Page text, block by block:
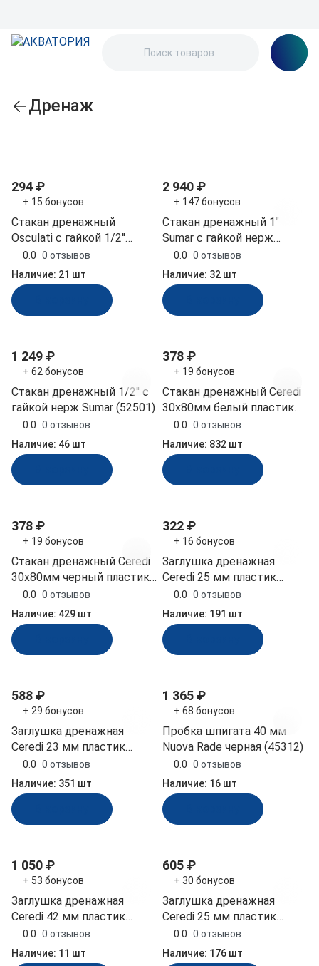
Дренаж
294 ₽
+ 15 бонусов
Стакан дренажный
Osculati с гайкой 1/2''
пластик (17.322.01)
0.0 0 отзывов
Наличие: 21 шт
2 940 ₽
+ 147 бонусов
Стакан дренажный 1"
Sumar с гайкой нерж
(52503)
0.0 0 отзывов
Наличие: 32 шт
1 249 ₽
+ 62 бонусов
Стакан дренажный 1/2'' с
гайкой нерж Sumar (52501)
0.0 0 отзывов
Наличие: 46 шт
378 ₽
+ 19 бонусов
Стакан дренажный Ceredi
30х80мм белый пластик
(6016_80W)
0.0 0 отзывов
Наличие: 832 шт
378 ₽
+ 19 бонусов
Стакан дренажный Ceredi
30х80мм черный пластик
(6016_80B)
0.0 0 отзывов
Наличие: 429 шт
322 ₽
+ 16 бонусов
Заглушка дренажная
Ceredi 25 мм пластик
(6021)
0.0 0 отзывов
Наличие: 191 шт
588 ₽
+ 29 бонусов
Заглушка дренажная
Ceredi 23 мм пластик
(6018_23, 10256218)
0.0 0 отзывов
Наличие: 351 шт
1 365 ₽
+ 68 бонусов
Пробка шпигата 40 мм
Nuova Rade черная (45312)
0.0 0 отзывов
Наличие: 16 шт
1 050 ₽
+ 53 бонусов
Заглушка дренажная
Ceredi 42 мм пластик
(6018_42, 10256221)
0.0 0 отзывов
Наличие: 11 шт
605 ₽
+ 30 бонусов
Заглушка дренажная
Ceredi 25 мм пластик
(6018_25, 10256219)
0.0 0 отзывов
Наличие: 176 шт